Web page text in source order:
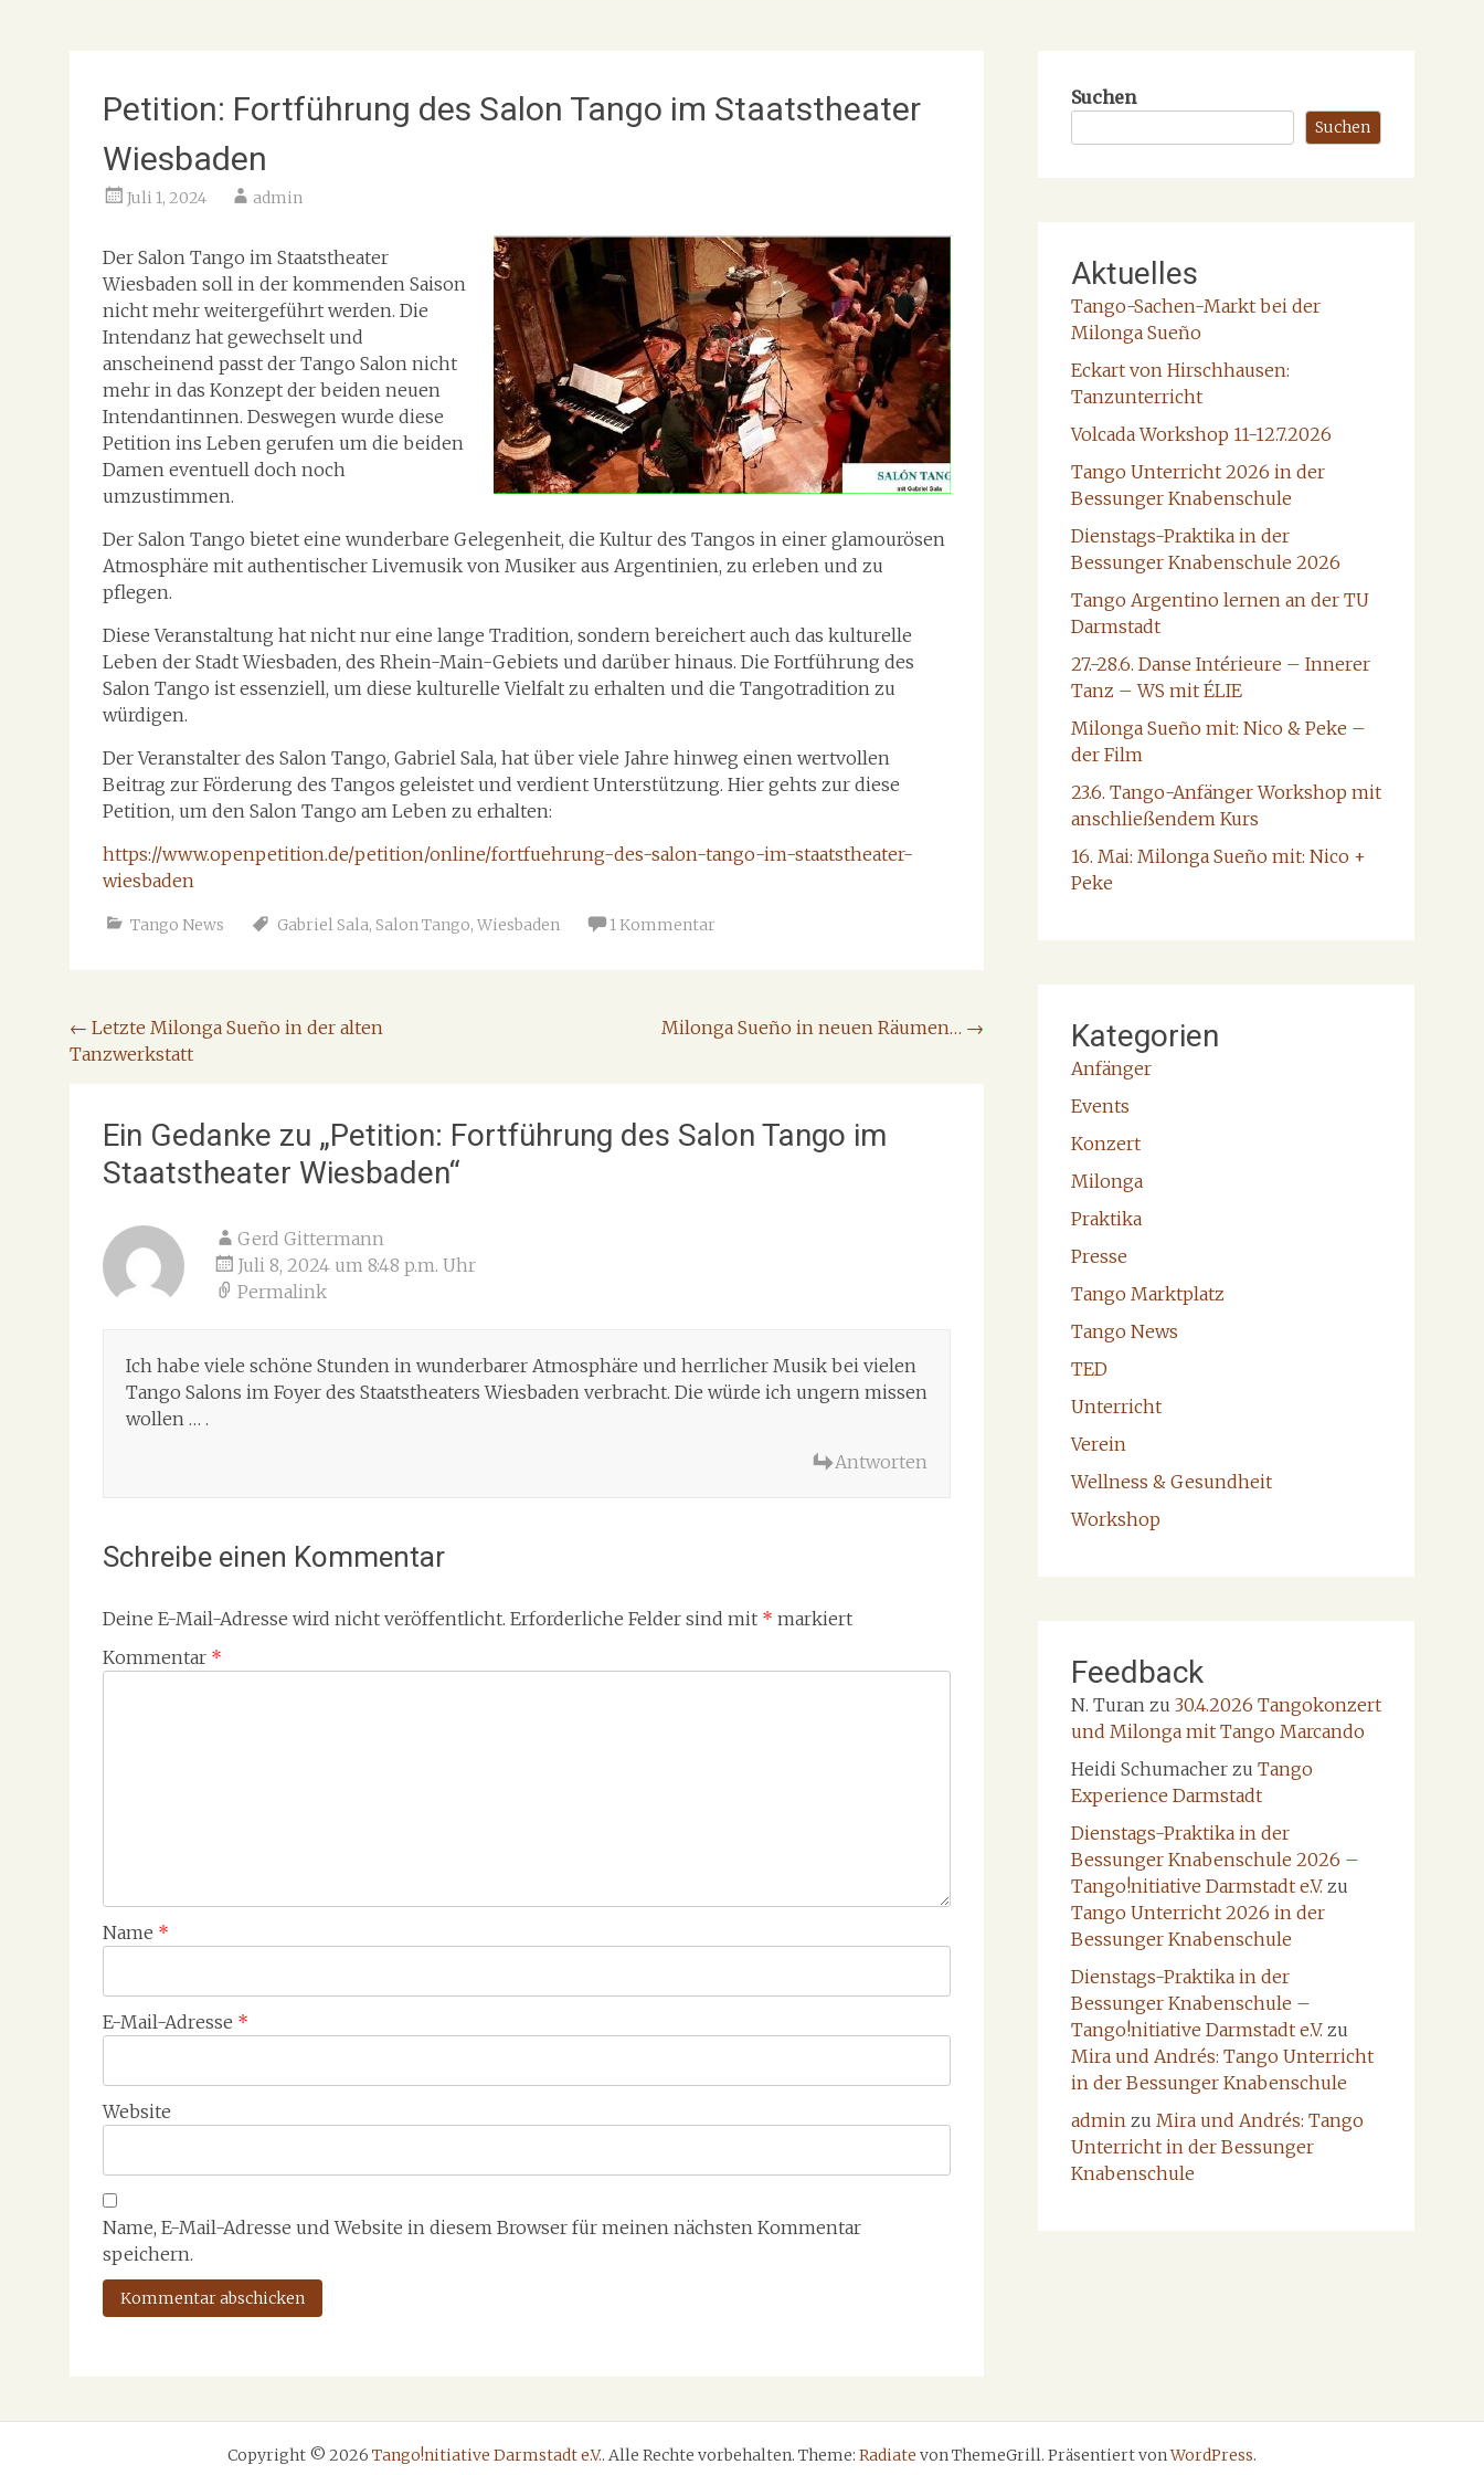
Petition: Fortführung des Salon Tango im Staatstheater
Wiesbaden
Juli 1, 2024 admin
Der Salon Tango im Staatstheater
Wiesbaden soll in der kommenden Saison
nicht mehr weitergeführt werden. Die
Intendanz hat gewechselt und
anscheinend passt der Tango Salon nicht
mehr in das Konzept der beiden neuen
Intendantinnen. Deswegen wurde diese
Petition ins Leben gerufen um die beiden
Damen eventuell doch noch
umzustimmen.
Der Salon Tango bietet eine wunderbare Gelegenheit, die Kultur des Tangos in einer glamourösen
Atmosphäre mit authentischer Livemusik von Musiker aus Argentinien, zu erleben und zu
pflegen.
Diese Veranstaltung hat nicht nur eine lange Tradition, sondern bereichert auch das kulturelle
Leben der Stadt Wiesbaden, des Rhein-Main-Gebiets und darüber hinaus. Die Fortführung des
Salon Tango ist essenziell, um diese kulturelle Vielfalt zu erhalten und die Tangotradition zu
würdigen.
Der Veranstalter des Salon Tango, Gabriel Sala, hat über viele Jahre hinweg einen wertvollen
Beitrag zur Förderung des Tangos geleistet und verdient Unterstützung. Hier gehts zur diese
Petition, um den Salon Tango am Leben zu erhalten:
https://www.openpetition.de/petition/online/fortfuehrung-des-salon-tango-im-staatstheater-
wiesbaden
Tango News Gabriel Sala, Salon Tango, Wiesbaden 1 Kommentar
Beitragsnavigation
← Letzte Milonga Sueño in der alten
Tanzwerkstatt
Milonga Sueño in neuen Räumen… →
Ein Gedanke zu „Petition: Fortführung des Salon Tango im
Staatstheater Wiesbaden“
Gerd Gittermann
Juli 8, 2024 um 8:48 p.m. Uhr
Permalink
Ich habe viele schöne Stunden in wunderbarer Atmosphäre und herrlicher Musik bei vielen
Tango Salons im Foyer des Staatstheaters Wiesbaden verbracht. Die würde ich ungern missen
wollen … .
Antworten
Schreibe einen Kommentar
Deine E-Mail-Adresse wird nicht veröffentlicht. Erforderliche Felder sind mit * markiert
Kommentar *
Name *
E-Mail-Adresse *
Website
Name, E-Mail-Adresse und Website in diesem Browser für meinen nächsten Kommentar
speichern.
Suchen
Suchen
Aktuelles
Tango-Sachen-Markt bei der
Milonga Sueño
Eckart von Hirschhausen:
Tanzunterricht
Volcada Workshop 11-12.7.2026
Tango Unterricht 2026 in der
Bessunger Knabenschule
Dienstags-Praktika in der
Bessunger Knabenschule 2026
Tango Argentino lernen an der TU
Darmstadt
27.-28.6. Danse Intérieure – Innerer
Tanz – WS mit ÉLIE
Milonga Sueño mit: Nico & Peke –
der Film
23.6. Tango-Anfänger Workshop mit
anschließendem Kurs
16. Mai: Milonga Sueño mit: Nico +
Peke
Kategorien
Anfänger
Events
Konzert
Milonga
Praktika
Presse
Tango Marktplatz
Tango News
TED
Unterricht
Verein
Wellness & Gesundheit
Workshop
Feedback
N. Turan zu 30.4.2026 Tangokonzert
und Milonga mit Tango Marcando
Heidi Schumacherzu Tango
Experience Darmstadt
Dienstags-Praktika in der
Bessunger Knabenschule 2026 –
Tango!nitiative Darmstadt e.V.zu
Tango Unterricht 2026 in der
Bessunger Knabenschule
Dienstags-Praktika in der
Bessunger Knabenschule –
Tango!nitiative Darmstadt e.V.zu
Mira und Andrés: Tango Unterricht
in der Bessunger Knabenschule
admin zu Mira und Andrés: Tango
Unterricht in der Bessunger
Knabenschule
Copyright © 2026 Tango!nitiative Darmstadt e.V.. Alle Rechte vorbehalten. Theme: Radiate von ThemeGrill. Präsentiert vonWordPress.